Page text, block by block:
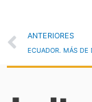
Prev
ANTERIORES